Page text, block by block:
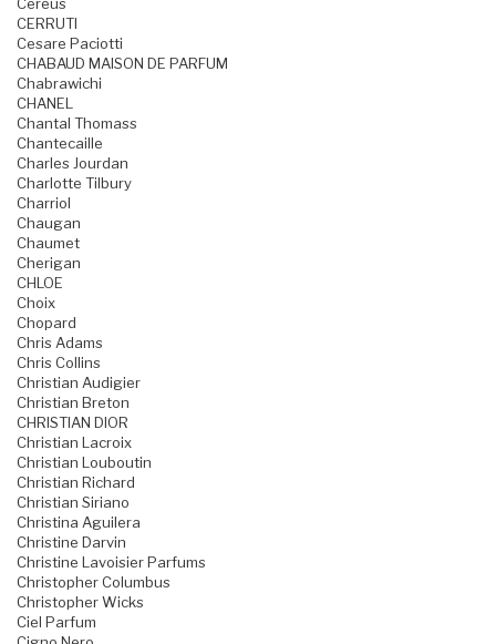
Cereus
CERRUTI
Cesare Paciotti
CHABAUD MAISON DE PARFUM
Chabrawichi
CHANEL
Chantal Thomass
Chantecaille
Charles Jourdan
Charlotte Tilbury
Charriol
Chaugan
Chaumet
Cherigan
CHLOE
Choix
Chopard
Chris Adams
Chris Collins
Christian Audigier
Christian Breton
CHRISTIAN DIOR
Christian Lacroix
Christian Louboutin
Christian Richard
Christian Siriano
Christina Aguilera
Christine Darvin
Christine Lavoisier Parfums
Christopher Columbus
Christopher Wicks
Ciel Parfum